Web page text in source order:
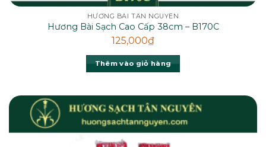
HƯƠNG BÀI TÂN NGUYÊN
Hương Bài Sạch Cao Cấp 38cm – B170C
125,000₫
Thêm vào giỏ hàng